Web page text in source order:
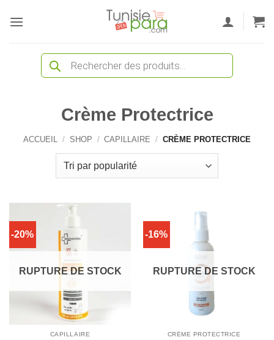
Recherche
produits
Crème Protectrice
ACCUEIL / SHOP / CAPILLAIRE / CRÈME PROTECTRICE
-20%
RUPTURE DE STOCK
CAPILLAIRE
-16%
RUPTURE DE STOCK
CRÈME PROTECTRICE